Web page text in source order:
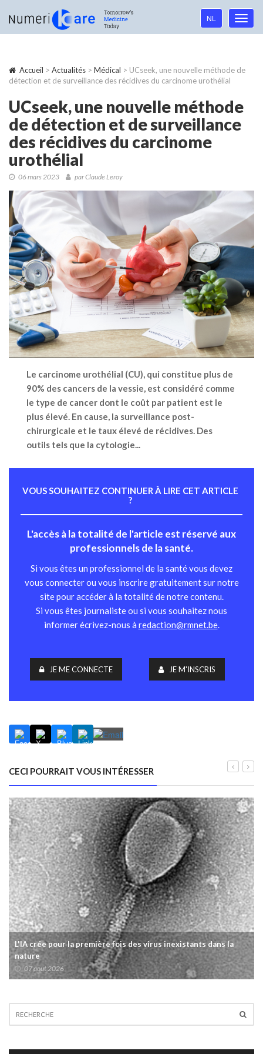
Language
navigation
NL
Accueil > Actualités > Médical > UCseek, une nouvelle méthode de
détection et de surveillance des récidives du carcinome urothélial
UCseek, une nouvelle méthode
de détection et de surveillance
des récidives du carcinome
urothélial
06 mars 2023 par Claude Leroy
Le carcinome urothélial (CU), qui constitue plus de
90% des cancers de la vessie, est considéré comme
le type de cancer dont le coût par patient est le
plus élevé. En cause, la surveillance post-
chirurgicale et le taux élevé de récidives. Des
outils tels que la cytologie...
VOUS SOUHAITEZ CONTINUER À LIRE CET ARTICLE
?
L'accès à la totalité de l'article est réservé aux
professionnels de la santé.
Si vous êtes un professionnel de la santé vous devez
vous connecter ou vous inscrire gratuitement sur notre
site pour accéder à la totalité de notre contenu.
Si vous êtes journaliste ou si vous souhaitez nous
informer écrivez-nous à redaction@rmnet.be.
JE ME CONNECTE JE M'INSCRIS
CECI POURRAIT VOUS INTÉRESSER
L'IA crée pour la première fois des virus inexistants dans la
nature
07 aout 2026